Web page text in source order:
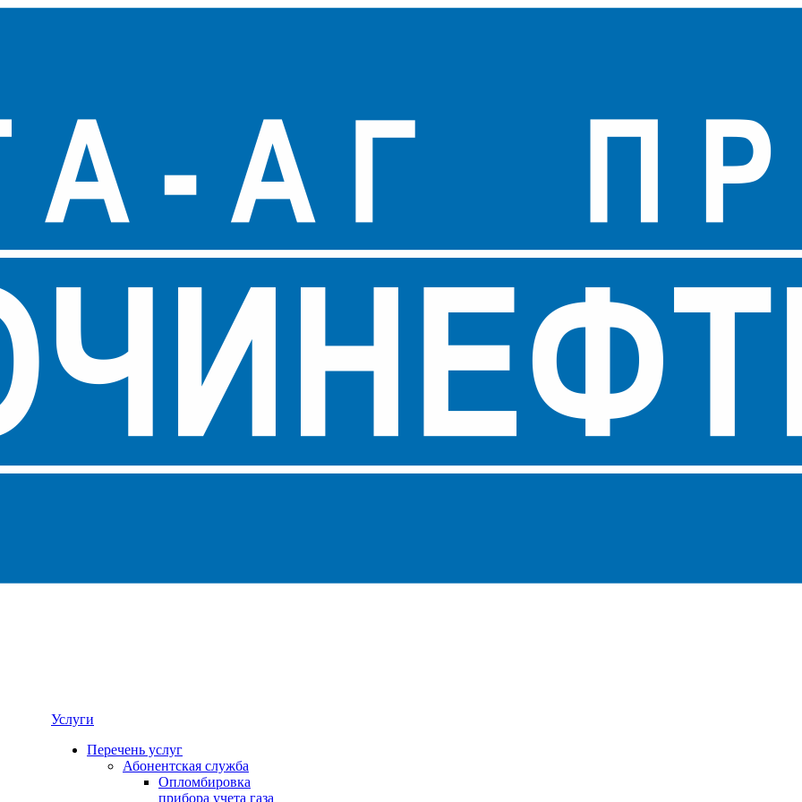
Услуги
Перечень услуг
Абонентская служба
Опломбировка
прибора учета газа